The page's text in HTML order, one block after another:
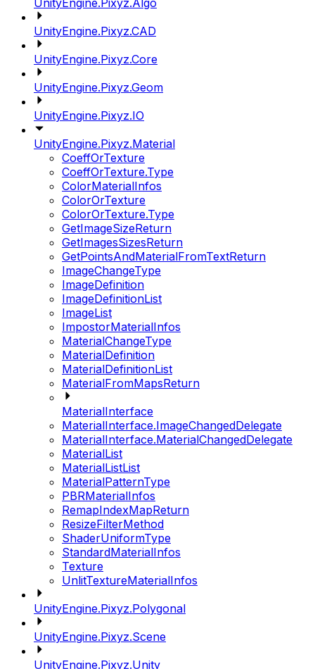
UnityEngine.Pixyz.Algo
UnityEngine.Pixyz.CAD
UnityEngine.Pixyz.Core
UnityEngine.Pixyz.Geom
UnityEngine.Pixyz.IO
UnityEngine.Pixyz.Material
CoeffOrTexture
CoeffOrTexture.Type
ColorMaterialInfos
ColorOrTexture
ColorOrTexture.Type
GetImageSizeReturn
GetImagesSizesReturn
GetPointsAndMaterialFromTextReturn
ImageChangeType
ImageDefinition
ImageDefinitionList
ImageList
ImpostorMaterialInfos
MaterialChangeType
MaterialDefinition
MaterialDefinitionList
MaterialFromMapsReturn
MaterialInterface
MaterialInterface.ImageChangedDelegate
MaterialInterface.MaterialChangedDelegate
MaterialList
MaterialListList
MaterialPatternType
PBRMaterialInfos
RemapIndexMapReturn
ResizeFilterMethod
ShaderUniformType
StandardMaterialInfos
Texture
UnlitTextureMaterialInfos
UnityEngine.Pixyz.Polygonal
UnityEngine.Pixyz.Scene
UnityEngine.Pixyz.Unity